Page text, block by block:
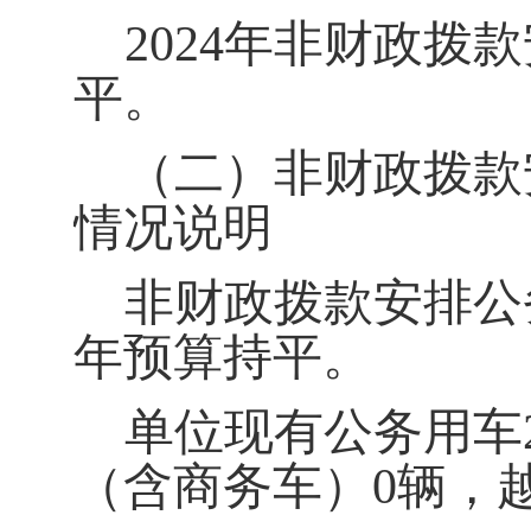
2024年非财政拨
平。
（二）非财政拨
情况说明
非财政拨款安排
年预算持平。
单位现有公务用车
（含商务车）0辆